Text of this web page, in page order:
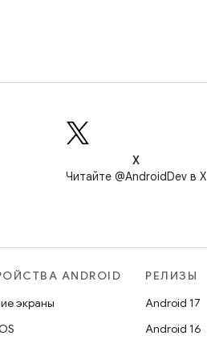
X
Читайте @AndroidDev в X
ANDROID
экраны
РЕЛИЗЫ
Android 17
Android 16